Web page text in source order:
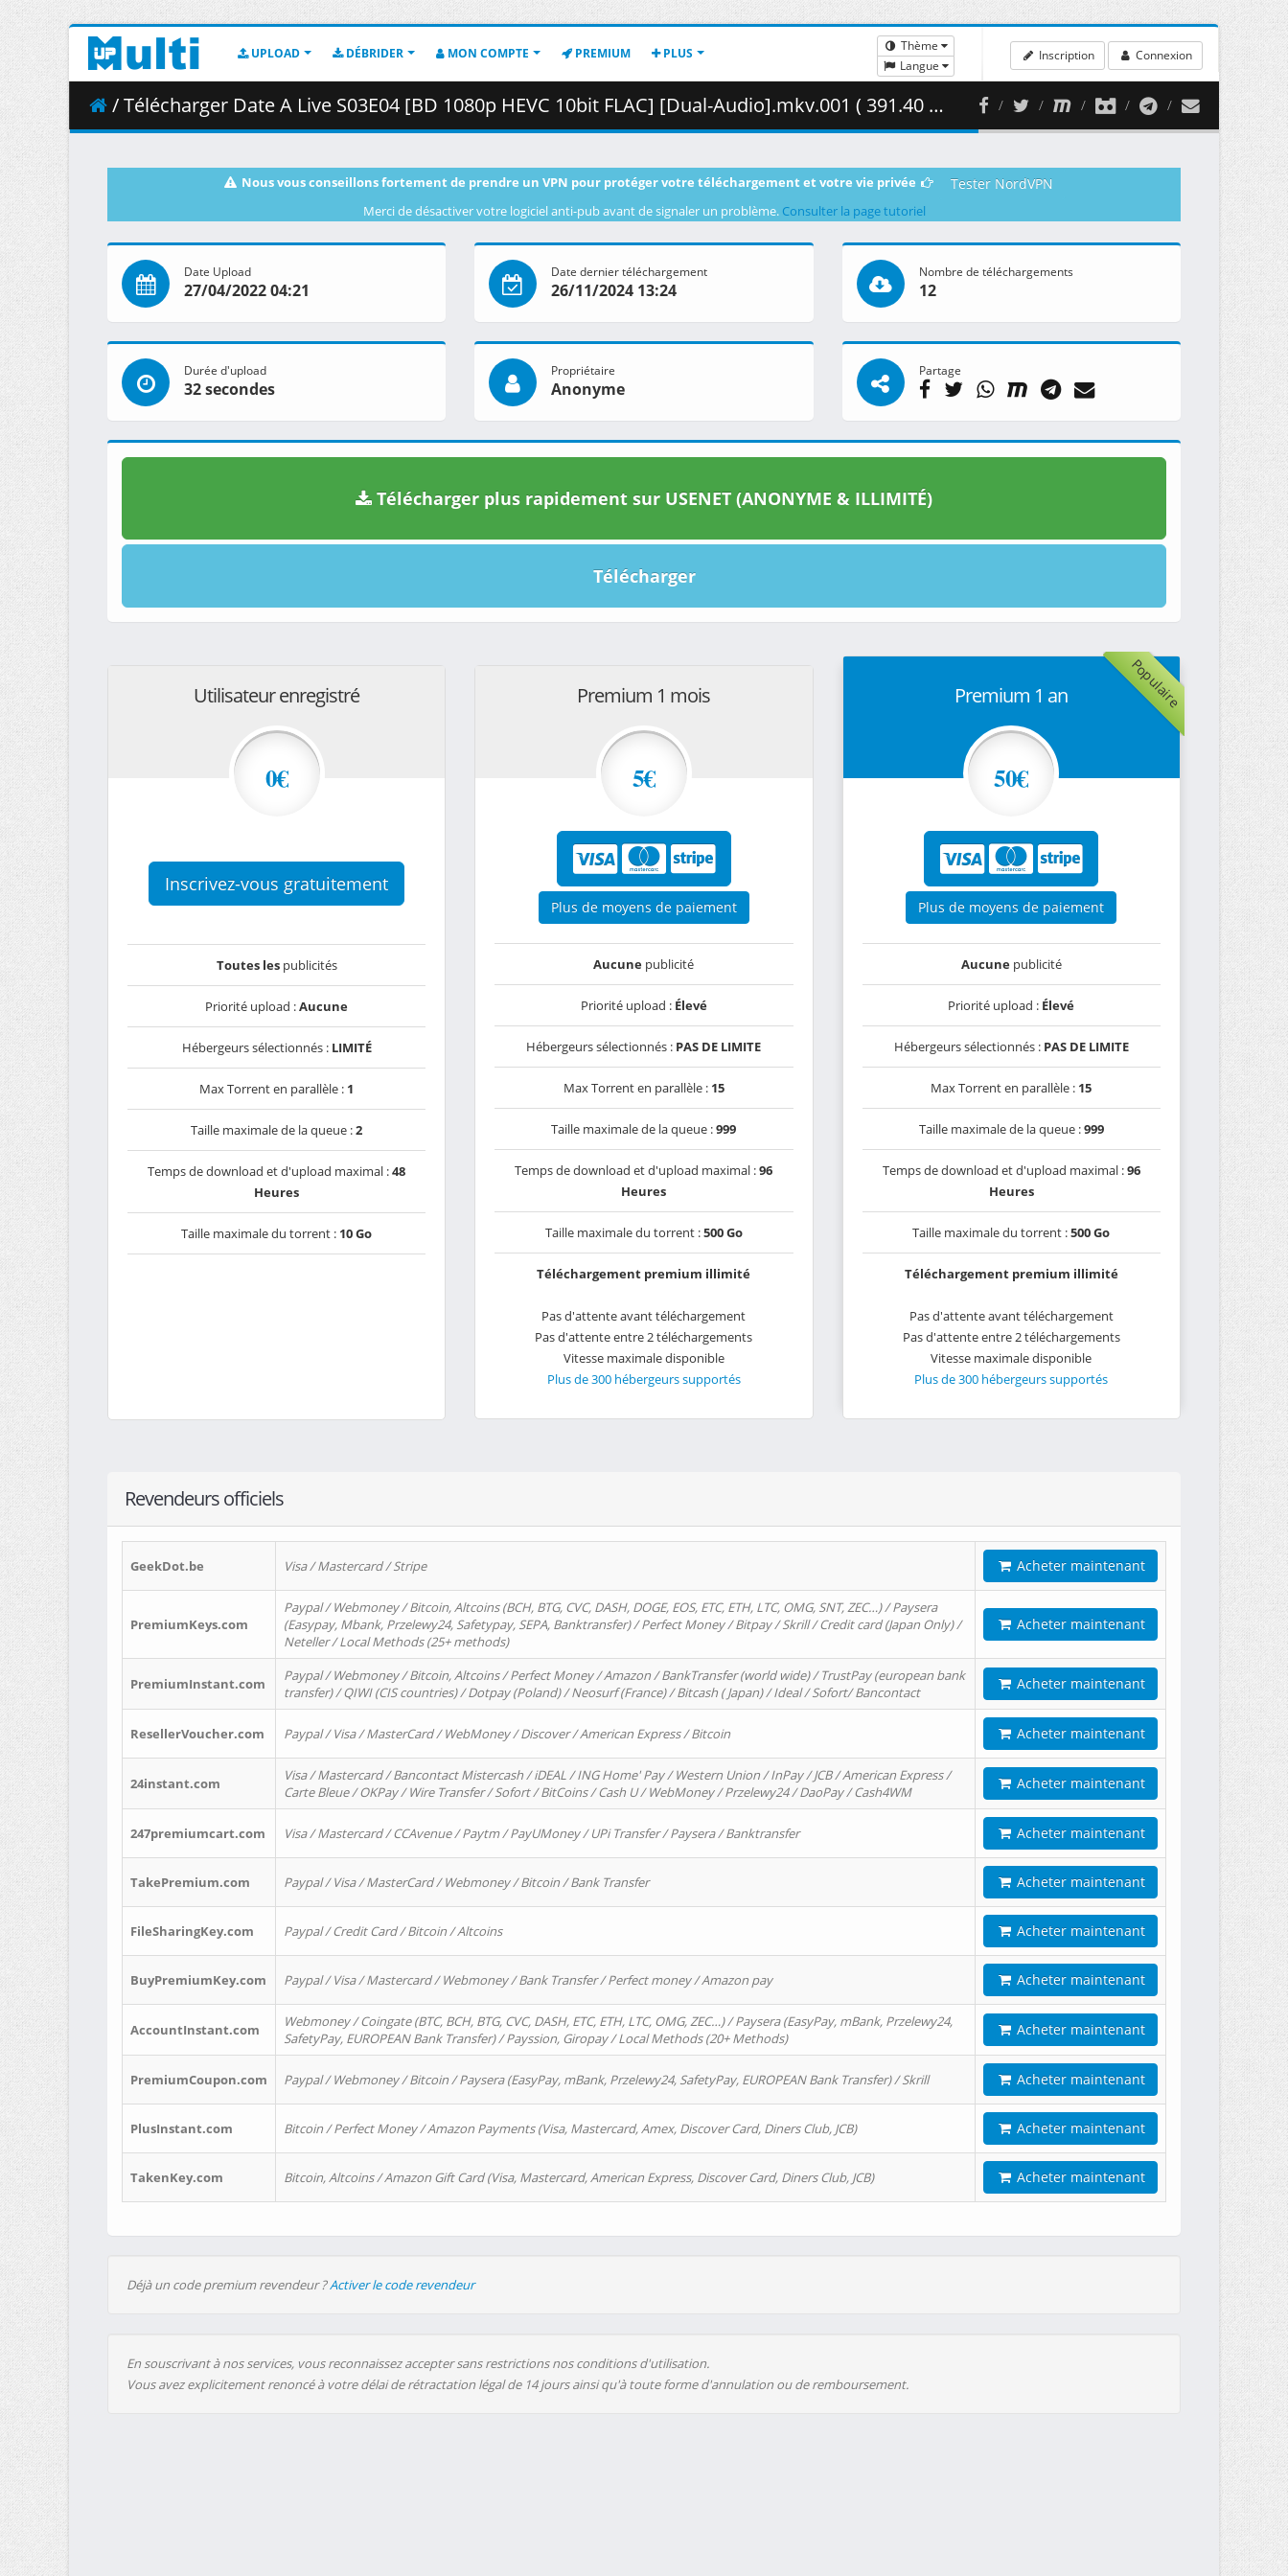
UPLOAD DÉBRIDER MON COMPTE PREMIUM PLUS
Thème
Langue
Inscription Connexion
/ Télécharger Date A Live S03E04 [BD 1080p HEVC 10bit FLAC] [Dual-Audio].mkv.001 ( 391.40 MB )
Nous vous conseillons fortement de prendre un VPN pour protéger votre téléchargement et votre vie privée Tester NordVPN
Merci de désactiver votre logiciel anti-pub avant de signaler un problème. Consulter la page tutoriel
Date Upload
27/04/2022 04:21
Date dernier téléchargement
26/11/2024 13:24
Nombre de téléchargements
12
Durée d'upload
32 secondes
Propriétaire
Anonyme
Partage
Télécharger plus rapidement sur USENET (ANONYME & ILLIMITÉ)
Télécharger
Utilisateur enregistré
0€
Inscrivez-vous gratuitement
Toutes lespublicités
Priorité upload :Aucune
Hébergeurs sélectionnés : LIMITÉ
Max Torrent en parallèle : 1
Taille maximale de la queue :2
Temps de download et d'upload maximal :48
Heures
Taille maximale du torrent : 10 Go
Premium 1 mois
5€
Plus de moyens de paiement
Aucune publicité
Priorité upload : Élevé
Hébergeurs sélectionnés : PAS DE LIMITE
Max Torrent en parallèle : 15
Taille maximale de la queue :999
Temps de download et d'upload maximal :96
Heures
Taille maximale du torrent :500 Go
Téléchargement premium illimité
Pas d'attente avant téléchargement
Pas d'attente entre 2 téléchargements
Vitesse maximale disponible
Plus de 300 hébergeurs supportés
Populaire
Premium 1 an
50€
Plus de moyens de paiement
Aucunepublicité
Priorité upload : Élevé
Hébergeurs sélectionnés : PAS DE LIMITE
Max Torrent en parallèle : 15
Taille maximale de la queue :999
Temps de download et d'upload maximal :96
Heures
Taille maximale du torrent :500 Go
Téléchargement premium illimité
Pas d'attente avant téléchargement
Pas d'attente entre 2 téléchargements
Vitesse maximale disponible
Plus de 300 hébergeurs supportés
Revendeurs officiels
GeekDot.be Visa / Mastercard / Stripe Acheter maintenant
PremiumKeys.com
Paypal / Webmoney / Bitcoin, Altcoins (BCH, BTG, CVC, DASH, DOGE, EOS, ETC, ETH, LTC, OMG, SNT, ZEC…) / Paysera
(Easypay, Mbank, Przelewy24, Safetypay, SEPA, Banktransfer) / Perfect Money / Bitpay / Skrill / Credit card (Japan Only) /
Neteller / Local Methods (25+ methods)
Acheter maintenant
PremiumInstant.com
Paypal / Webmoney / Bitcoin, Altcoins / Perfect Money / Amazon / BankTransfer (world wide) / TrustPay (european bank
transfer) / QIWI (CIS countries) / Dotpay (Poland) / Neosurf (France) / Bitcash ( Japan) / Ideal / Sofort/ Bancontact
Acheter maintenant
ResellerVoucher.com Paypal / Visa / MasterCard / WebMoney / Discover / American Express / Bitcoin Acheter maintenant
24instant.com
Visa / Mastercard / Bancontact Mistercash / iDEAL / ING Home' Pay / Western Union / InPay / JCB / American Express /
Carte Bleue / OKPay / Wire Transfer / Sofort / BitCoins / Cash U / WebMoney / Przelewy24 / DaoPay / Cash4WM
Acheter maintenant
247premiumcart.com Visa / Mastercard / CCAvenue / Paytm / PayUMoney / UPi Transfer / Paysera / Banktransfer Acheter maintenant
TakePremium.com Paypal / Visa / MasterCard / Webmoney / Bitcoin / Bank Transfer Acheter maintenant
FileSharingKey.com Paypal / Credit Card / Bitcoin / Altcoins Acheter maintenant
BuyPremiumKey.com Paypal / Visa / Mastercard / Webmoney / Bank Transfer / Perfect money / Amazon pay Acheter maintenant
AccountInstant.com
Webmoney / Coingate (BTC, BCH, BTG, CVC, DASH, ETC, ETH, LTC, OMG, ZEC…) / Paysera (EasyPay, mBank, Przelewy24,
SafetyPay, EUROPEAN Bank Transfer) / Payssion, Giropay / Local Methods (20+ Methods)
Acheter maintenant
PremiumCoupon.com Paypal / Webmoney / Bitcoin / Paysera (EasyPay, mBank, Przelewy24, SafetyPay, EUROPEAN Bank Transfer) / Skrill Acheter maintenant
PlusInstant.com Bitcoin / Perfect Money / Amazon Payments (Visa, Mastercard, Amex, Discover Card, Diners Club, JCB) Acheter maintenant
TakenKey.com Bitcoin, Altcoins / Amazon Gift Card (Visa, Mastercard, American Express, Discover Card, Diners Club, JCB) Acheter maintenant
Déjà un code premium revendeur ?Activer le code revendeur
En souscrivant à nos services, vous reconnaissez accepter sans restrictions nos conditions d'utilisation.
Vous avez explicitement renoncé à votre délai de rétractation légal de 14 jours ainsi qu'à toute forme d'annulation ou de remboursement.